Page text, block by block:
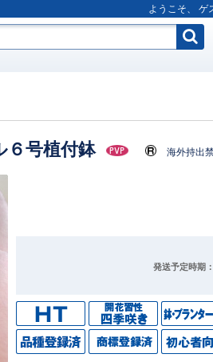
ようこそ、 ゲ
号植付鉢 海外持出
発送予定時期